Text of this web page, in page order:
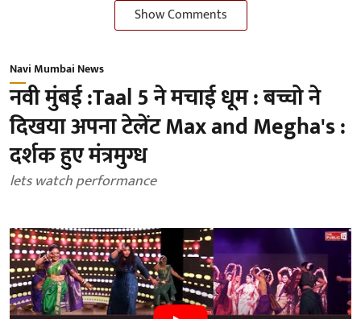
Show Comments
Navi Mumbai News
नवी मुंबई :Taal 5 ने मचाई धूम : बच्चो ने
दिखया अपना टेलेंट Max and Megha's :
दर्शक हुए मंत्रमुग्ध
lets watch performance